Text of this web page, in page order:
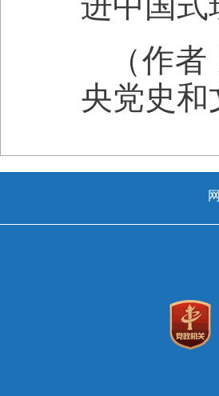
（作
央党史和